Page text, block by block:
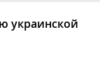
украинской